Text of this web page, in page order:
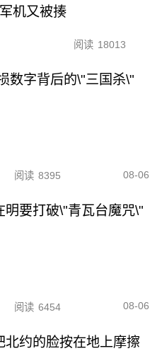
机又被揍
阅读 18013
数字背后的\"三国杀\"
阅读 8395 08-06
要打破\"青瓦台魔咒\"
阅读 6454 08-06
北约的脸按在地上摩擦